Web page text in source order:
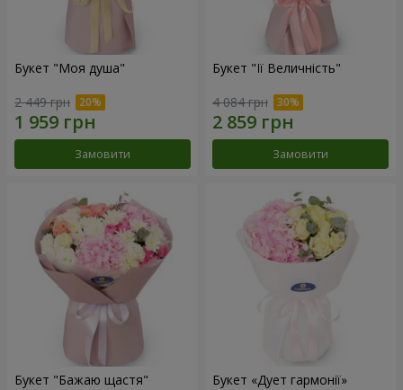
Букет "Моя душа"
2 449 грн
Замовити
Букет "Її Величність"
4 084 грн
Замовити
Букет "Бажаю щастя" Букет «Дует гармонії»